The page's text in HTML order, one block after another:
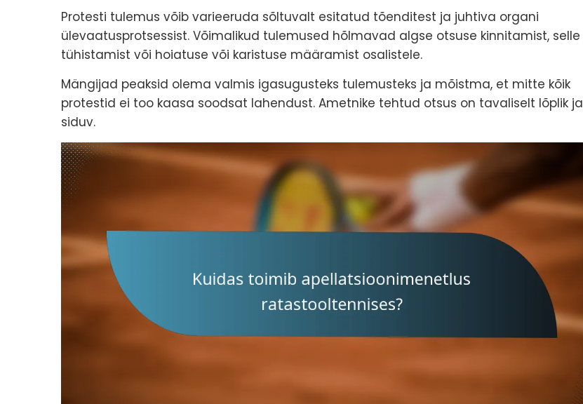
Protesti tulemus võib varieeruda sõltuvalt esitatud tõenditest ja juhtiva organi
ülevaatusprotsessist. Võimalikud tulemused hõlmavad algse otsuse kinnitamist, selle
tühistamist või hoiatuse või karistuse määramist osalistele.
Mängijad peaksid olema valmis igasugusteks tulemusteks ja mõistma, et mitte kõik
protestid ei too kaasa soodsat lahendust. Ametnike tehtud otsus on tavaliselt lõplik ja
siduv.